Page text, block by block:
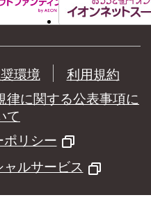
環境
利用規約
律に関する公表事項に
て
ポリシー
ルサービス